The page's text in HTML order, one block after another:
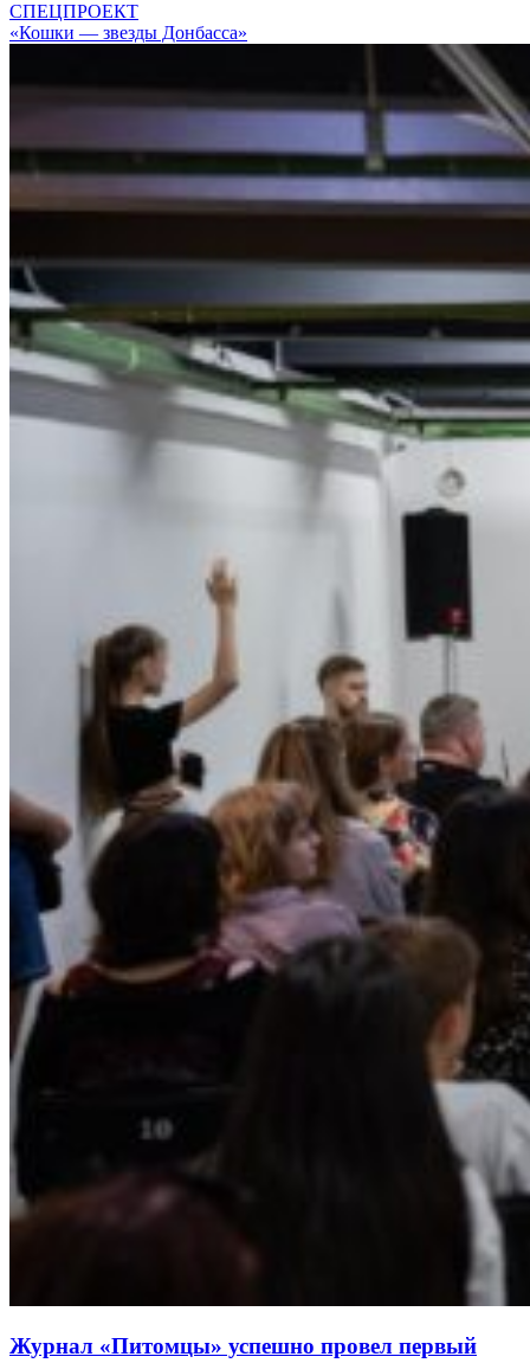
СПЕЦПРОЕКТ
«Кошки — звезды Донбасса»
Журнал «Питомцы» успешно провел первый